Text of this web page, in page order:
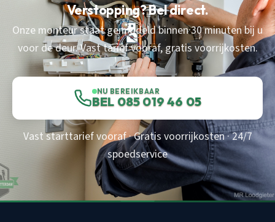
Verstopping? Bel direct.
Onze monteur staat gemiddeld binnen 30 minuten bij u
voor de deur. Vast tarief vooraf, gratis voorrijkosten.
NU BEREIKBAAR
BEL 085 019 46 05
Vast starttarief vooraf · Gratis voorrijkosten · 24/7
spoedservice